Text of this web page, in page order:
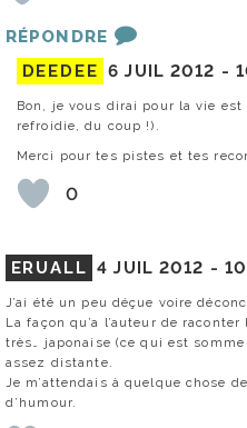
RÉPONDRE
DEEDEE 6 JUIL 2012 -
Bon, je vous dirai pour la vie
refroidie, du coup !).
Merci pour tes pistes et tes
0
ERUALL 4 JUIL 2012 -
J’ai été un peu déçue voire
La façon qu’a l’auteur de
très… japonaise (ce qui est
assez distante.
Je m’attendais à quelque chose
d’humour.